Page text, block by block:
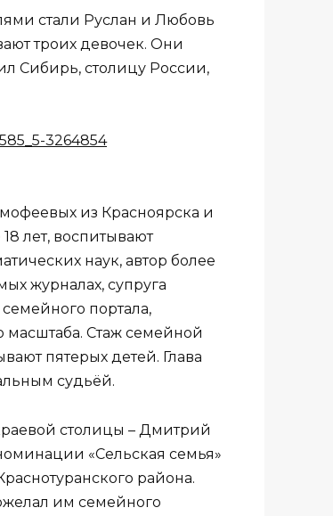
стали Руслан и Любовь
троих девочек. Они
Сибирь, столицу России,
из Красноярска и
лет, воспитывают
наук, автор более
журналах, супруга
портала,
масштаба. Стаж семейной
пятерых детей. Глава
судьёй.
столицы – Дмитрий
«Сельская семья»
района.
им семейного